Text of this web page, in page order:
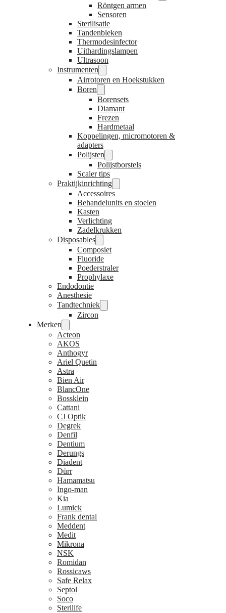
Röntgen armen
Sensoren
Sterilisatie
Tandenbleken
Thermodesinfector
Uithardingslampen
Ultrasoon
Instrumenten
Airrotoren en Hoekstukken
Boren
Borensets
Diamant
Frezen
Hardmetaal
Koppelingen, micromotoren &
adapters
Polijsten
Polijstborstels
Scaler tips
Praktijkinrichting
Accessoires
Behandelunits en stoelen
Kasten
Verlichting
Zadelkrukken
Disposables
Composiet
Fluoride
Poederstraler
Prophylaxe
Endodontie
Anesthesie
Tandtechniek
Zircon
Merken
Acteon
AKOS
Anthogyr
Ariel Quetin
Astra
Bien Air
BlancOne
Bossklein
Cattani
CJ Optik
Degrek
Denfil
Dentium
Derungs
Diadent
Dürr
Hamamatsu
Ingo-man
Kia
Lumick
Frank dental
Meddent
Medit
Mikrona
NSK
Romidan
Rossicaws
Safe Relax
Septol
Soco
Sterilife